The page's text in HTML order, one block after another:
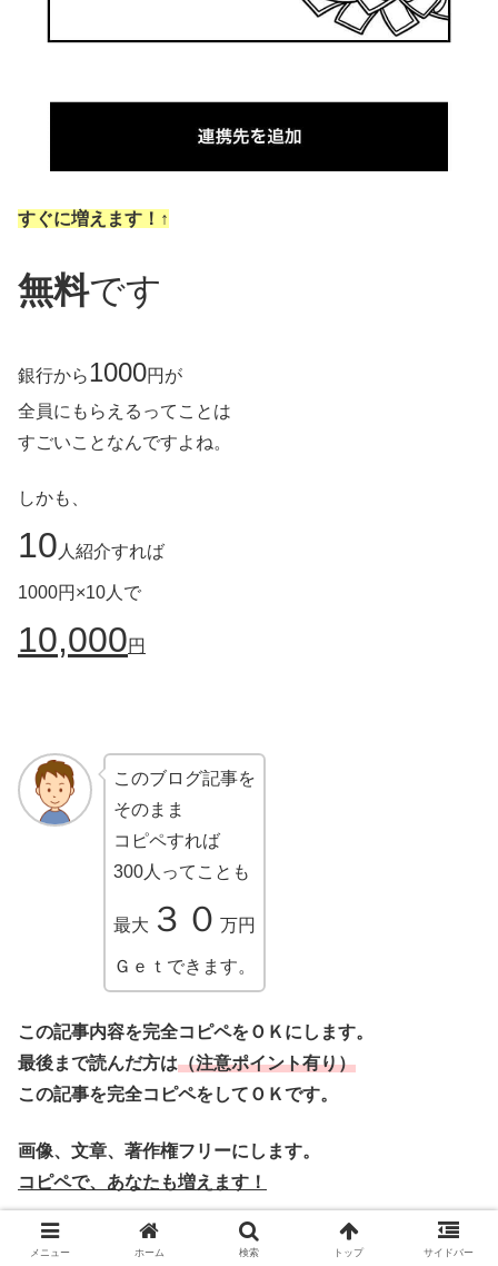
すぐに増えます！↑
無料です
銀行から1000円が
全員にもらえるってことは
すごいことなんですよね。
しかも、
10 人紹介すれば
1000円×10人で
10,000円
このブログ記事を
そのまま
コピペすれば
300人ってことも
最大 ３０ 万円
Ｇｅｔできます。
この記事内容を完全コピペをＯＫにします。
最後まで読んだ方は（注意ポイント有り）
この記事を完全コピペをしてＯＫです。
画像、文章、著作権フリーにします。
コピペで、あなたも増えます！
メニュー ホーム 検索 トップ サイドバー